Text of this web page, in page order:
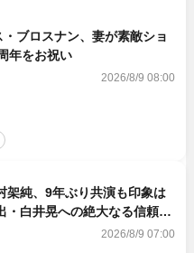
ブロスナン、妻が素敵ショ
年をお祝い
2026/8/9 08:00
架純、9年ぶり共演も印象は
白井晃への絶大なる信頼を
』に挑む
2026/8/9 07:00